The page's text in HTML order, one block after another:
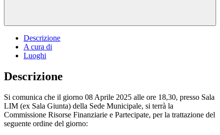
Descrizione
A cura di
Luoghi
Descrizione
Si comunica che il giorno 08 Aprile 2025 alle ore 18,30, presso Sala
LIM (ex Sala Giunta) della Sede Municipale, si terrà la
Commissione Risorse Finanziarie e Partecipate, per la trattazione del
seguente ordine del giorno: